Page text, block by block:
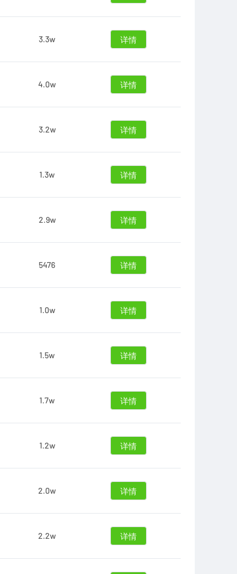
3.3w 详情
4.0w 详情
3.2w 详情
1.3w 详情
2.9w 详情
5476 详情
1.0w 详情
1.5w 详情
1.7w 详情
1.2w 详情
2.0w 详情
2.2w 详情